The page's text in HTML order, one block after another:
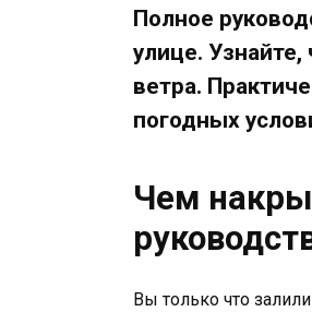
Полное
улице.
ветра.
погодных
Чем
Вы только что